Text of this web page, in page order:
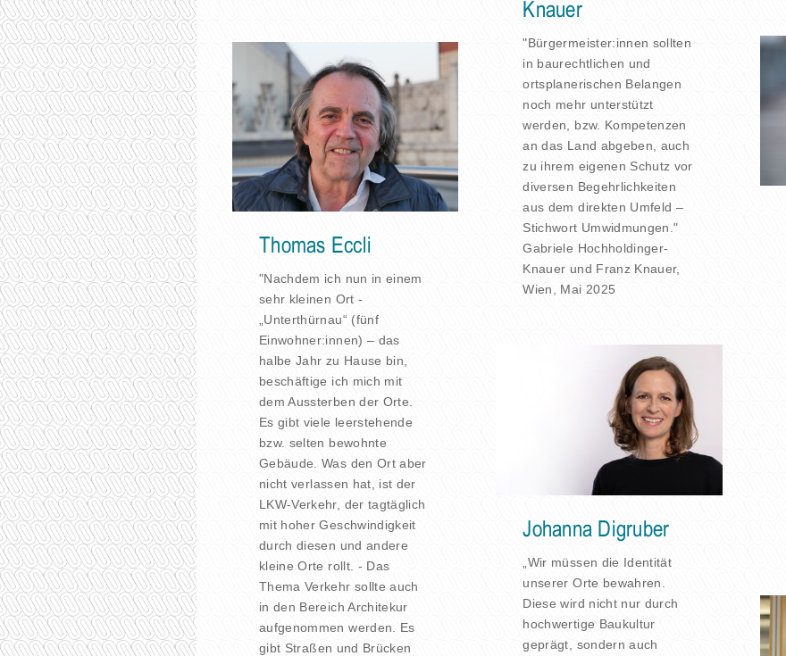
Thomas Eccli
"Nachdem ich nun in einem
sehr kleinen Ort -
„Unterthürnau“ (fünf
Einwohner:innen) – das
halbe Jahr zu Hause bin,
beschäftige ich mich mit
dem Aussterben der Orte.
Es gibt viele leerstehende
bzw. selten bewohnte
Gebäude. Was den Ort aber
nicht verlassen hat, ist der
LKW-Verkehr, der tagtäglich
mit hoher Geschwindigkeit
durch diesen und andere
kleine Orte rollt. - Das
Thema Verkehr sollte auch
in den Bereich Architekur
aufgenommen werden. Es
gibt Straßen und Brücken
Knauer
"Bürgermeister:innen sollten
in baurechtlichen und
ortsplanerischen Belangen
noch mehr unterstützt
werden, bzw. Kompetenzen
an das Land abgeben, auch
zu ihrem eigenen Schutz vor
diversen Begehrlichkeiten
aus dem direkten Umfeld –
Stichwort Umwidmungen."
Gabriele Hochholdinger-
Knauer und Franz Knauer,
Wien, Mai 2025
Johanna Digruber
„Wir müssen die Identität
unserer Orte bewahren.
Diese wird nicht nur durch
hochwertige Baukultur
geprägt, sondern auch